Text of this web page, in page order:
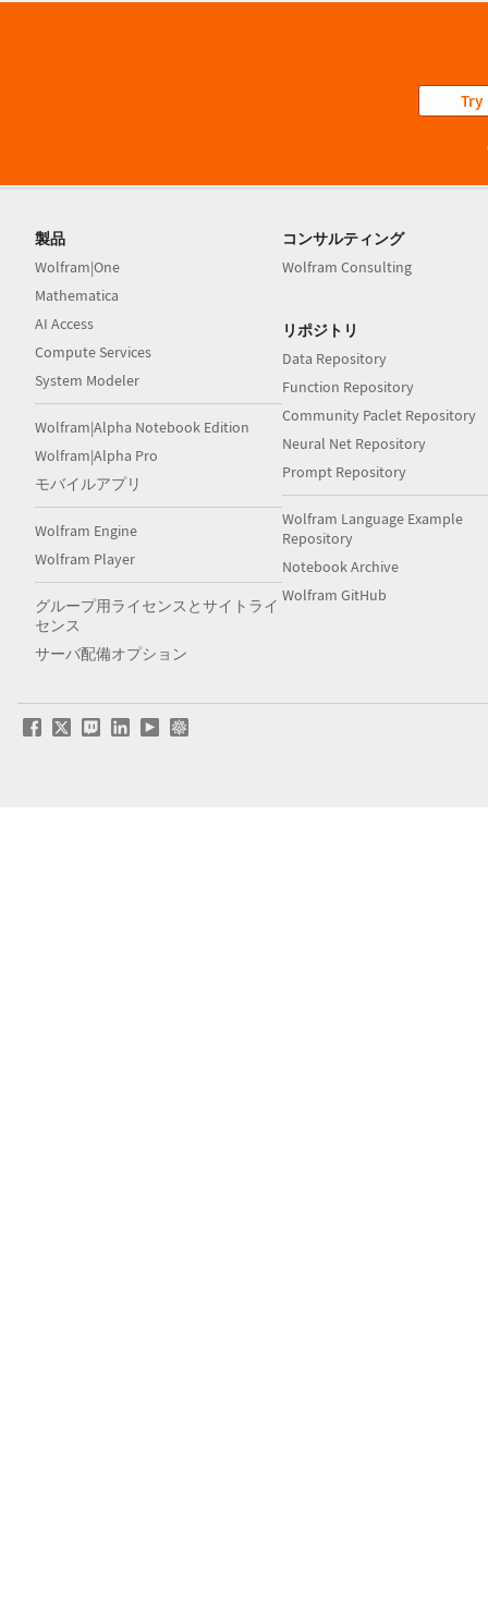
Try
製品
Wolfram|One
Mathematica
AI Access
Compute Services
System Modeler
Wolfram|Alpha Notebook Edition
Wolfram|Alpha Pro
モバイルアプリ
Wolfram Engine
Wolfram Player
グループ用ライセンスとサイトライ
センス
サーバ配備オプション
コンサルティング
Wolfram Consulting
リポジトリ
Data Repository
Function Repository
Community Paclet Repository
Neural Net Repository
Prompt Repository
Wolfram Language Example
Repository
Notebook Archive
Wolfram GitHub